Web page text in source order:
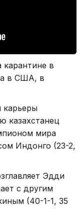
карантине в
в США, в
карьеры
казахстанец
мира
Индонго (23-2,
Эдди
с другим
(40-1-1, 35